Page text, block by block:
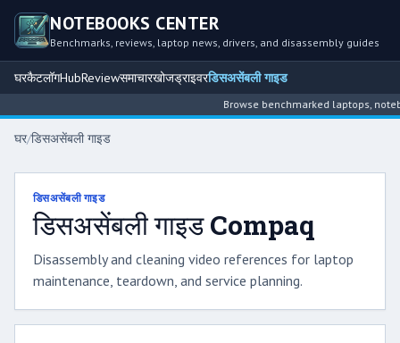
NOTEBOOKS CENTER
Benchmarks, reviews, laptop news, drivers, and disassembly guides
घरकैटलॉगHubReviewसमाचारखोजड्राइवरडिसअसेंबली गाइड
Browse benchmarked laptops,
घर/डिसअसेंबली गाइड
डिसअसेंबली गाइड
डिसअसेंबली गाइड Compaq
Disassembly and cleaning video references for laptop
maintenance, teardown, and service planning.